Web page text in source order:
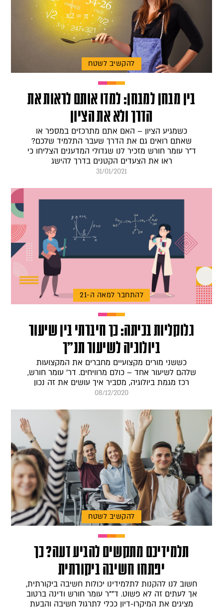
להקשיב לשטח
בין מבחן למבחן: למדו אותם לראות את
הדרך ולא את הציון
כשמגיע הציון – האם אתם מתרכזים במספר או
שאתם רואים גם את הדרך שעבר התלמיד שלכם?
ד"ר עומר חורש מזכיר לנו שגדולי המדענים הצליחו כי
ראו את הצעדים הקטנים בדרך להישג
31/01/2021
להתחבר למאה ה-21
גלוקליות בכיתה: כך חיברתי בין שיעור
ביולוגיה לשיעור תנ"ך
כששני מורים מקצועיים מחברים את המקצועות
שלהם לשיעור אחד – כולם מרוויחים. דר' עומר חורש,
רכז מגמת ביולוגיה, מסביר איך עושים את זה נכון
08/12/2020
להקשיב לשטח
תלמידיכם מתקשים להביע דעה? כך
יפתחו חשיבה ביקורתית
חשוב לנו להקנות לתלמידינו יכולות חשיבה ביקורתית,
אך לעתים זה לא פשוט. ד""ר עומר חורש ודינה ברטוב
מציגים את המיקרו-דיון ככלי לתרגול חשיבה והבעת